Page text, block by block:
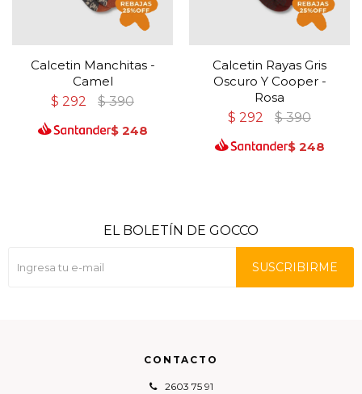
Calcetin Manchitas -
Camel
$ 292 $ 390
$ 248
Calcetin Rayas Gris
Oscuro Y Cooper -
Rosa
$ 292 $ 390
$ 248
CONTACTO
2603 75 91
EL BOLETÍN DE GOCCO
SUSCRIBIRME